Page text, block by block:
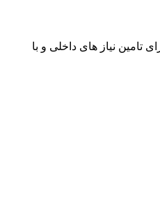
نیاز های داخلی و با